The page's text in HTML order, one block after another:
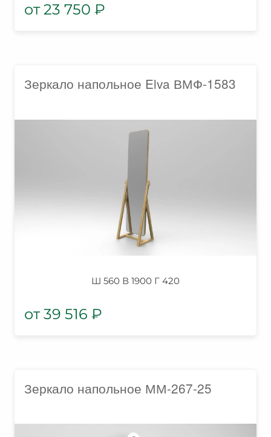
23 750 ₽
Зеркало напольное Elva ВМФ-1583
Ш 560 В 1900 Г 420
39 516 ₽
Зеркало напольное ММ-267-25